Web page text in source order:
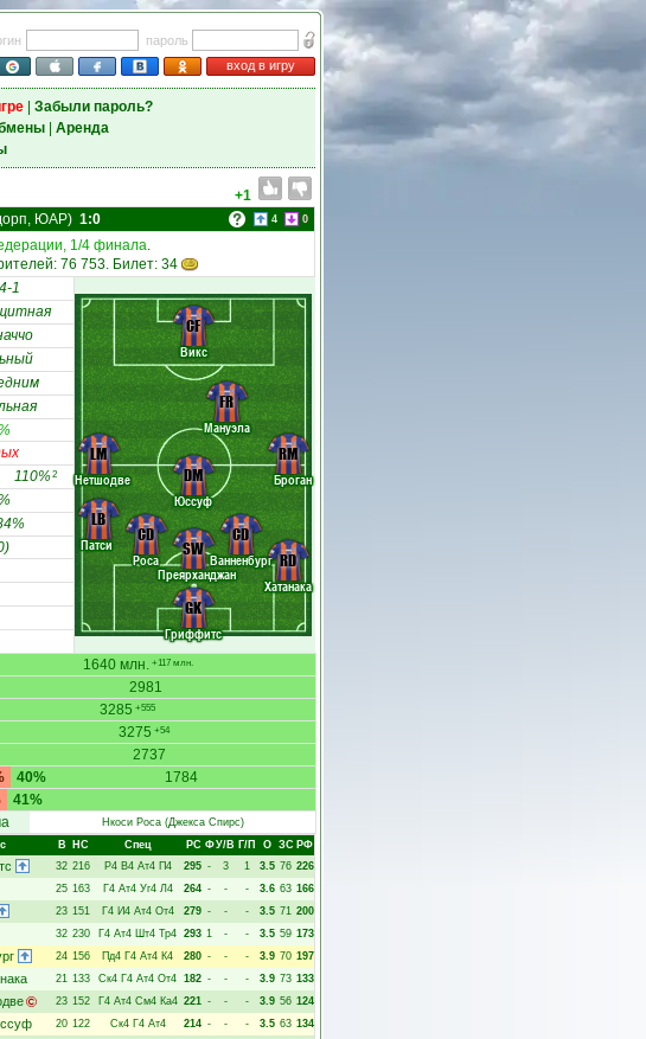
пароль
вход в игру
| Забыли пароль?
| Аренда
+1
ЮАР) 1:0 4 0
1/4 финала.
76 753. Билет: 34
1
Гриффитс
Патси
Преярханджан
Роса
Ванненбург
Хатанака
Нетшодве
Юссуф
Мануэла
Броган
Викс
GK
LB
SW
CD
CD
RD
LM
DM
FR
RM
CF
110%2
1640 млн. +117 млн.
2981
3285 +555
3275 +54
2737
1784
40%
41%
Нкоси Роса(Джекса Спирс)
В НC Спец РC ФУ/В Г/П О ЗС РФ
32 216 Р4 В4 Ат4 П4 295 - 3 1 3.5 76 226
25 163 Г4 Ат4 Уг4 Л4 264 - - - 3.6 63 166
23 151 Г4 И4 Ат4 От4 279 - - - 3.5 71 200
32 230 Г4 Ат4 Шт4 Тр4 293 1 - - 3.5 59 173
24 156 Пд4 Г4 Ат4 К4 280 - - - 3.9 70 197
21 133 Ск4 Г4 Ат4 От4 182 - - - 3.9 73 133
23 152 Г4 Ат4 См4 Ка4 221 - - - 3.9 56 124
20 122 Ск4 Г4 Ат4 214 - - - 3.5 63 134